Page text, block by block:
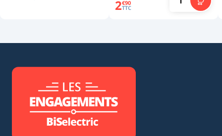
2€90
TTC